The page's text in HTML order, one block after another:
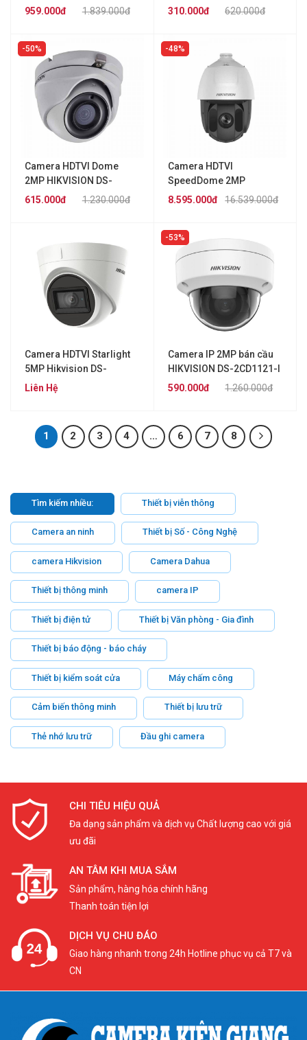
2CE78H0T-IT3FS1.839.000đ
959.000đ
2CE56B2-IPF620.000đ
310.000đ
50%
Camera HDTVI Dome
2MP HIKVISION DS-
2CE76D3T-ITM1.230.000đ
615.000đ
48%
Camera HDTVI
SpeedDome 2MP
HIKVISION DS-16.539.000đ
8.595.000đ
Camera HDTVI Starlight
5MP Hikvision DS-
2CE78H8T-IT3F
Liên Hệ
53%
Camera IP 2MP bán cầu
HIKVISION DS-2CD1121-I
1.260.000đ
590.000đ
1 2 3 4 … 6 7 8
Tìm kiếm nhiều: Thiết bị viễn thông
Camera an ninh Thiết bị Số - Công Nghệ
camera Hikvision Camera Dahua
Thiết bị thông minh camera IP
Thiết bị điện tử Thiết bị Văn phòng - Gia đình
Thiết bị báo động - báo cháy
Thiết bị kiểm soát cửa Máy chấm công
Cảm biến thông minh Thiết bị lưu trữ
Thẻ nhớ lưu trữ Đầu ghi camera
CHI TIÊU HIỆU QUẢ
Đa dạng sản phẩm và dịch vụ Chất lượng cao với giá
ưu đãi
AN TÂM KHI MUA SẮM
Sản phẩm, hàng hóa chính hãng
Thanh toán tiện lợi
DỊCH VỤ CHU ĐÁO
Giao hàng nhanh trong 24h Hotline phục vụ cả T7 và
CN